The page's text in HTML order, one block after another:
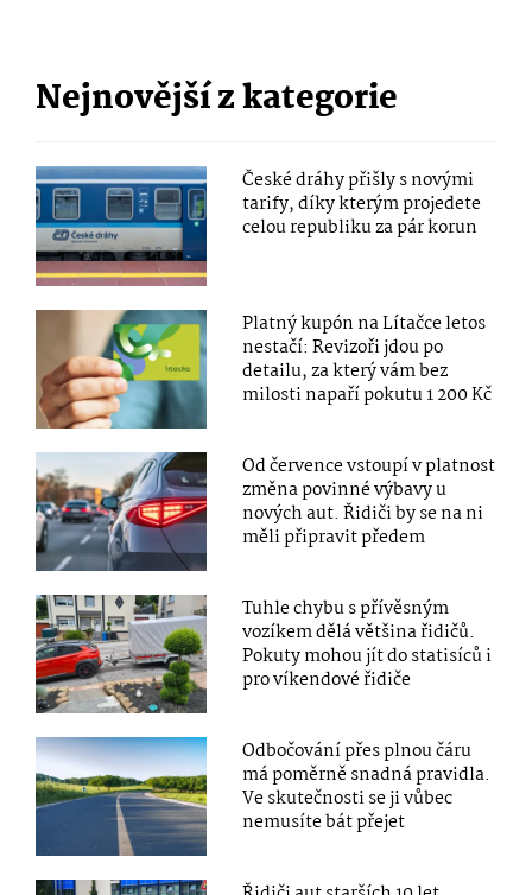
Nejnovější z kategorie
České dráhy přišly s novými
tarify, díky kterým projedete
celou republiku za pár korun
Platný kupón na Lítačce letos
nestačí: Revizoři jdou po
detailu, za který vám bez
milosti napaří pokutu 1 200 Kč
Od července vstoupí v platnost
změna povinné výbavy u
nových aut. Řidiči by se na ni
měli připravit předem
Tuhle chybu s přívěsným
vozíkem dělá většina řidičů.
Pokuty mohou jít do statisíců i
pro víkendové řidiče
Odbočování přes plnou čáru
má poměrně snadná pravidla.
Ve skutečnosti se ji vůbec
nemusíte bát přejet